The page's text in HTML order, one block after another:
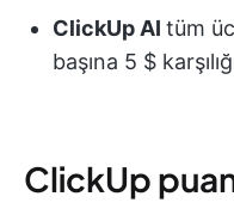
ClickUp AI tüm
başına 5 $
ClickUp